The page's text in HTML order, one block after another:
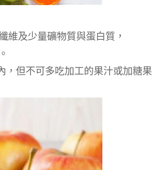
維及少量礦物質與蛋白質，
，但不可多吃加工的果汁或加糖果